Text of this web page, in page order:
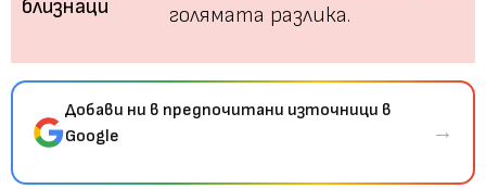
голямата разлика.
Добави ни в предпочитани източници в
Google
→